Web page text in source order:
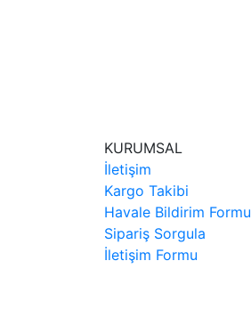
KURUMSAL
İletişim
Kargo Takibi
Havale Bildirim Formu
Sipariş Sorgula
İletişim Formu